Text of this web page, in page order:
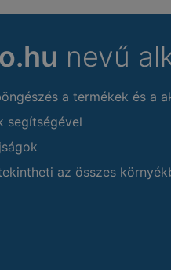
nevű
a termékek és a
segítségével
az összes